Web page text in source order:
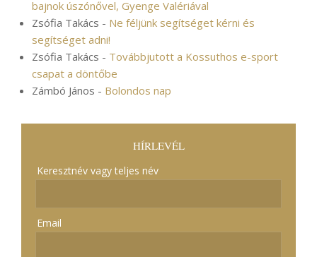
bajnok úszónővel, Gyenge Valériával
Zsófia Takács - Ne féljünk segítséget kérni és
segítséget adni!
Zsófia Takács - Továbbjutott a Kossuthos e-sport
csapat a döntőbe
Zámbó János - Bolondos nap
HÍRLEVÉL
Keresztnév vagy teljes név
Email